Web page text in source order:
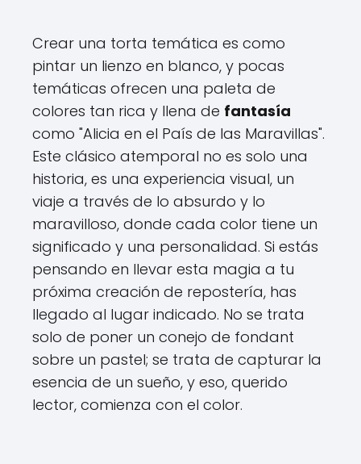
Crear una torta temática es como
pintar un lienzo en blanco, y pocas
temáticas ofrecen una paleta de
colores tan rica y llena de fantasía
como "Alicia en el País de las Maravillas".
Este clásico atemporal no es solo una
historia, es una experiencia visual, un
viaje a través de lo absurdo y lo
maravilloso, donde cada color tiene un
significado y una personalidad. Si estás
pensando en llevar esta magia a tu
próxima creación de repostería, has
llegado al lugar indicado. No se trata
solo de poner un conejo de fondant
sobre un pastel; se trata de capturar la
esencia de un sueño, y eso, querido
lector, comienza con el color.